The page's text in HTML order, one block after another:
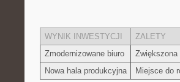
WYNIK INWESTYCJI
ZALETY
Zmodernizowane‍ biuro
Zwiększona
Nowa hala produkcyjna
Miejsce do